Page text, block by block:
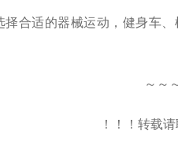
择合适的器械运动，健身车
～～
！！！转载